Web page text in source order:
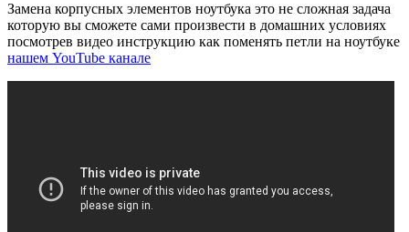
Замена корпусных элементов ноутбука это не сложная задача
которую вы сможете сами произвести в домашних условиях
посмотрев видео инструкцию как поменять петли на ноутбуке
нашем YouTube канале